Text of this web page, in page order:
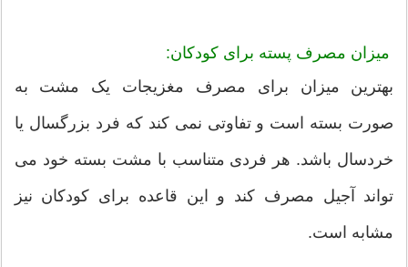
میزان مصرف پسته برای کودکان:
بهترین میزان برای مصرف مغزیجات یک مشت به
صورت بسته است و تفاوتی نمی کند که فرد بزرگسال یا
خردسال باشد. هر فردی متناسب با مشت بسته خود می
تواند آجیل مصرف کند و این قاعده برای کودکان نیز
مشابه است.